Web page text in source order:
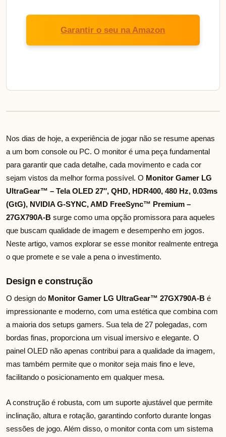
Garantir o seu na Amazon
Nos dias de hoje, a experiência de jogar não se resume apenas
a um bom console ou PC. O monitor é uma peça fundamental
para garantir que cada detalhe, cada movimento e cada cor
sejam vistos da melhor forma possível. O Monitor Gamer LG
UltraGear™ – Tela OLED 27″, QHD, HDR400, 480 Hz, 0.03ms
(GtG), NVIDIA G-SYNC, AMD FreeSync™ Premium –
27GX790A-B surge como uma opção promissora para aqueles
que buscam qualidade de imagem e desempenho em jogos.
Neste artigo, vamos explorar se esse monitor realmente entrega
o que promete e se vale a pena o investimento.
Design e construção
O design do Monitor Gamer LG UltraGear™ 27GX790A-B é
impressionante e moderno, com uma estética que combina com
a maioria dos setups gamers. Sua tela de 27 polegadas, com
bordas finas, proporciona um visual imersivo e elegante. O
painel OLED não apenas contribui para a qualidade da imagem,
mas também permite que o monitor seja mais fino e leve,
facilitando o posicionamento em qualquer mesa.
A construção é robusta, com um suporte ajustável que permite
inclinação, altura e rotação, garantindo conforto durante longas
sessões de jogo. Além disso, o monitor conta com um sistema